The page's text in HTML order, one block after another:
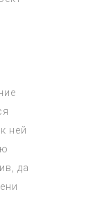
ней
да